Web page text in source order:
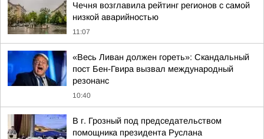
Чечня возглавила рейтинг регионов с самой
низкой аварийностью
11:07
«Весь Ливан должен гореть»: Скандальный
пост Бен-Гвира вызвал международный
резонанс
10:40
В г. Грозный под председательством
помощника президента Руслана